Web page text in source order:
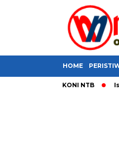
HOME
KONI NTB ​Isi